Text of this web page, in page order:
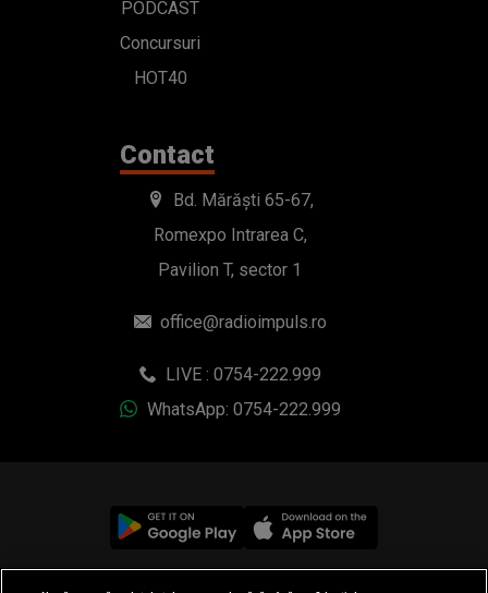
PODCAST
Concursuri
HOT40
Contact
Bd. Mărăști 65-67,
Romexpo Intrarea C,
Pavilion T, sector 1
office@radioimpuls.ro
LIVE : 0754-222.999
WhatsApp: 0754-222.999
© 2019-2026 DOGAN MEDIA INTERNATIONAL SA, Toate